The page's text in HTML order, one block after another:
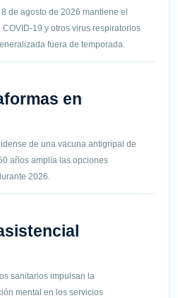
de agosto de 2026 mantiene el
19 y otros virus respiratorios
fuera de temporada.
en
de una vacuna antigripal de
años amplía las opciones
2026.
sanitarios impulsan la
mental en los servicios